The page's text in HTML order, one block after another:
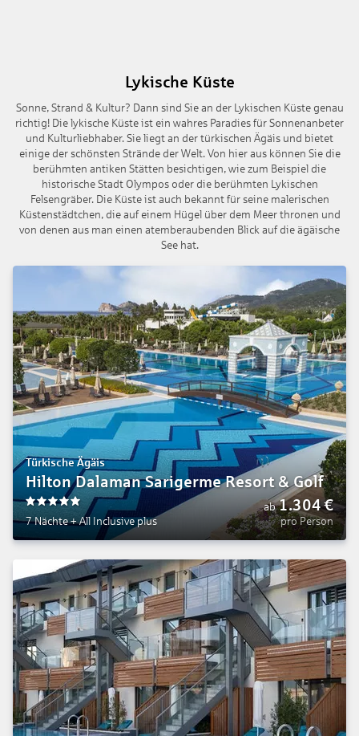
Lykische Küste
Sonne, Strand & Kultur? Dann sind Sie an der Lykischen Küste genau
richtig! Die lykische Küste ist ein wahres Paradies für Sonnenanbeter
und Kulturliebhaber. Sie liegt an der türkischen Ägäis und bietet
einige der schönsten Strände der Welt. Von hier aus können Sie die
berühmten antiken Stätten besichtigen, wie zum Beispiel die
historische Stadt Olympos oder die berühmten Lykischen
Felsengräber. Die Küste ist auch bekannt für seine malerischen
Küstenstädtchen, die auf einem Hügel über dem Meer thronen und
von denen aus man einen atemberaubenden Blick auf die ägäische
See hat.
Türkische Ägäis
Hilton Dalaman Sarigerme Resort & Golf
7 Nächte+All Inclusive plus
ab 1.304€
pro Person